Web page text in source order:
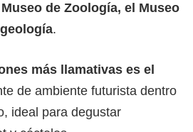
de Zoología, el Museo
.
más llamativas es el
de ambiente futurista dentro
ideal para degustar